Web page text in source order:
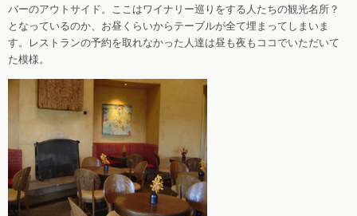
バーのアウトサイド。ここはワイナリー巡りをする人たちの観光名所？
となっているのか、お昼くらいからテーブルが全て埋まってしまいま
す。レストランの予約を取れなかった人達は昼も夜もココでいただいて
た模様。